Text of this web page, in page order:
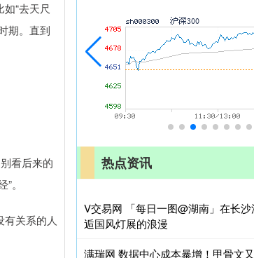
“去天尺
期。直到
看后来的
。
关系的人
热点资讯
V交易网 「每日一图@湖南」在长
逅国风灯展的浪漫
满瑞网 数据中心成本暴增！甲骨文